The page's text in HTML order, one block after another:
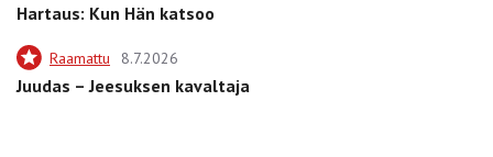
Hartaus: Kun Hän katsoo
Raamattu 8.7.2026
Juudas – Jeesuksen kavaltaja